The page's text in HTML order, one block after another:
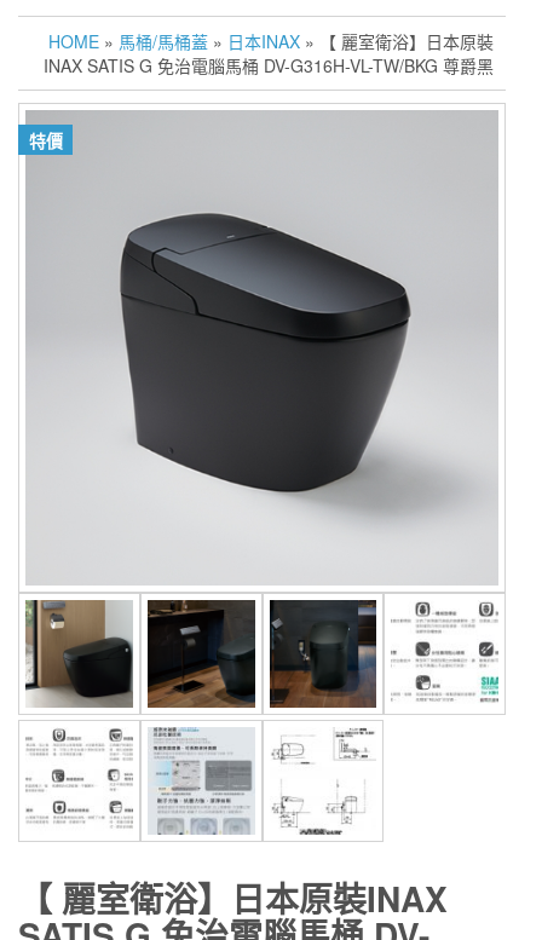
HOME » 馬桶/馬桶蓋 » 日本INAX » 【 麗室衛浴】日本原裝
INAX SATIS G 免治電腦馬桶 DV-G316H-VL-TW/BKG 尊爵黑
特價
【 麗室衛浴】日本原裝INAX